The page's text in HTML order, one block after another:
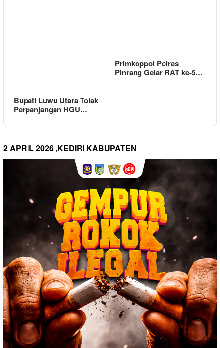
Bupati Luwu Utara Tolak
Perpanjangan HGU…
Primkoppol Polres
Pinrang Gelar RAT ke-5…
2 APRIL 2026 ,KEDIRI KABUPATEN